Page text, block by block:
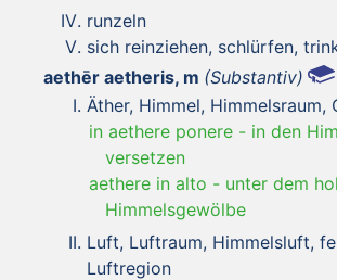
runzeln
sich reinziehen, schlürfen,
aethēr aetheris, m (Substantiv)
Äther, Himmel, Himmelsraum,
in aethere ponere - in den
versetzen
aethere in alto - unter dem
Himmelsgewölbe
Luft, Luftraum, Himmelsluft,
Luftregion